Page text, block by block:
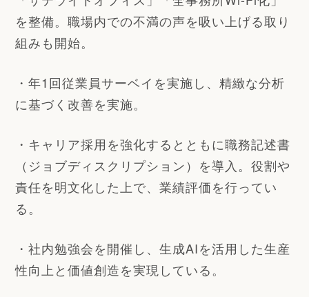
を整備。職場内での不満の声を吸い上げる取り
組みも開始。
・年1回従業員サーベイを実施し、精緻な分析
に基づく改善を実施。
・キャリア採用を強化するとともに職務記述書
（ジョブディスクリプション）を導入。役割や
責任を明文化した上で、業績評価を行ってい
る。
・社内勉強会を開催し、生成AIを活用した生産
性向上と価値創造を実現している。